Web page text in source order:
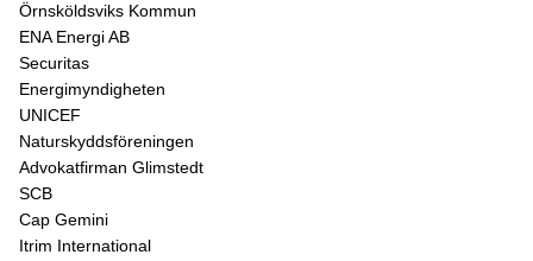
Örnsköldsviks Kommun
ENA Energi AB
Securitas
Energimyndigheten
UNICEF
Naturskyddsföreningen
Advokatfirman Glimstedt
SCB
Cap Gemini
Itrim International